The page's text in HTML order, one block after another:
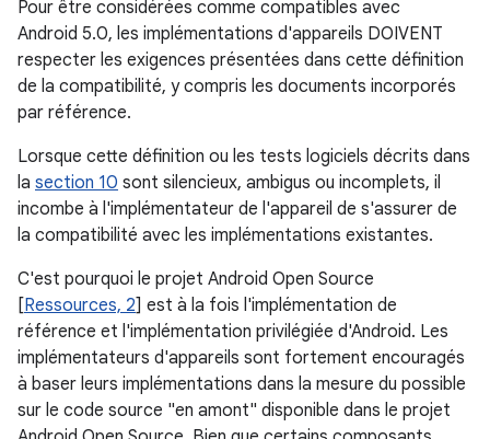
Pour être considérées comme compatibles avec
Android 5.0, les implémentations d'appareils DOIVENT
respecter les exigences présentées dans cette définition
de la compatibilité, y compris les documents incorporés
par référence.
Lorsque cette définition ou les tests logiciels décrits dans
la section 10 sont silencieux, ambigus ou incomplets, il
incombe à l'implémentateur de l'appareil de s'assurer de
la compatibilité avec les implémentations existantes.
C'est pourquoi le projet Android Open Source
[Ressources, 2] est à la fois l'implémentation de
référence et l'implémentation privilégiée d'Android. Les
implémentateurs d'appareils sont fortement encouragés
à baser leurs implémentations dans la mesure du possible
sur le code source "en amont" disponible dans le projet